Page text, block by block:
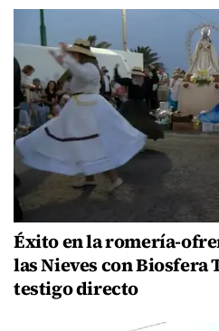
Éxito en la romería-
las Nieves con Biosfera
testigo directo